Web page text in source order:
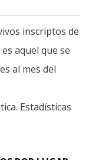
inscriptos de
aquel que se
al mes del
Estadísticas